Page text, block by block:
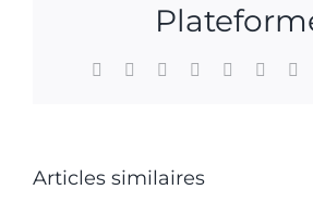
Facebook Reddit LinkedInWhatsApp
Tumblr
Articles similaires